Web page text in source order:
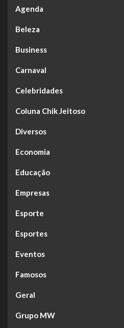
Agenda
Beleza
Business
Carnaval
Celebridades
Coluna Chik Jeitoso
Diversos
Economia
Educação
Empresas
Esporte
Esportes
Eventos
Famosos
Geral
Grupo MW